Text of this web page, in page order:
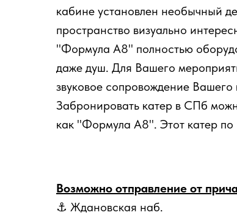
кабине установлен необычный
пространство визуально
"Формула А8" полностью
даже душ. Для Вашего
звуковое сопровождение Вашего
Забронировать катер в СПб
как "Формула А8". Этот катер по
Возможно отправление от
⚓ Ждановская наб.